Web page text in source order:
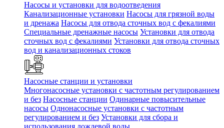
Насосы и установки для водоотведения
Канализационные установки Насосы для грязной воды
и дренажа Насосы для отвода сточных вод c фекалиями
Специальные дренажные насосы Установки для отвода
сточных вод c фекалиями Установки для отвода сточных
вод и канализационных стоков
Насосные станции и установки
Многонасосные установки с частотным регулированием
и без Насосные станции Одинарные повысительные
насосы Однонасосные установки с частотным
регулированием и без Установки для сбора и
использования дождевой воды